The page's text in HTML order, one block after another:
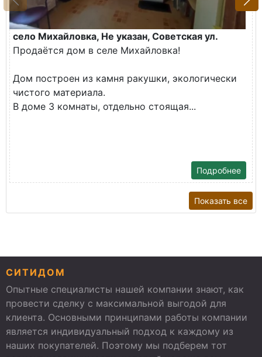
село Михайловка, Не указан, Советская ул.
Продаётся дом в селе Михайловка!
Дом построен из камня ракушки, экологически
чистого материала.
В доме 3 комнаты, отдельно стоящая...
Подробнее
Показать все
СИТИДОМ
Опытные специалисты нашей компании знают, как
провести сделку с максимальной выгодой для
клиента. Основными принципами работы компании
является индивидуальный подход к каждому из
наших покупателей. Поэтому мы подберем тот